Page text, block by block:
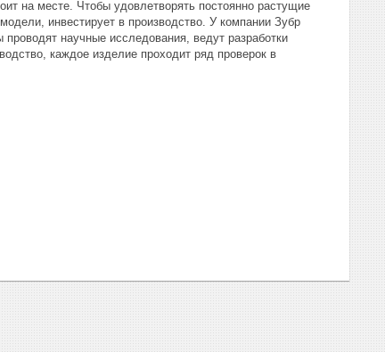
на месте. Чтобы удовлетворять постоянно растущие
инвестирует в производство. У компании Зубр
научные исследования, ведут разработки
каждое изделие проходит ряд проверок в